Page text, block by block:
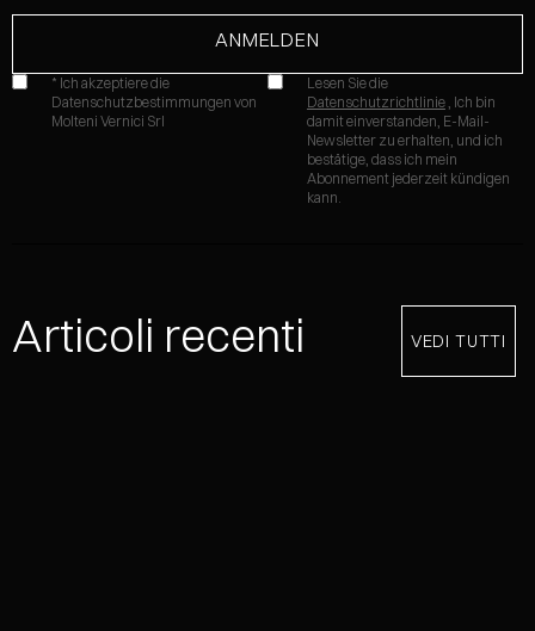
* Ich akzeptiere die
Datenschutzbestimmungen von
Molteni Vernici Srl
Lesen Sie die
Datenschutzrichtlinie, Ich bin
damit einverstanden, E-Mail-
Newsletter zu erhalten, und ich
bestätige, dass ich mein
Abonnement jederzeit kündigen
kann.
Articoli recenti VEDI TUTTI